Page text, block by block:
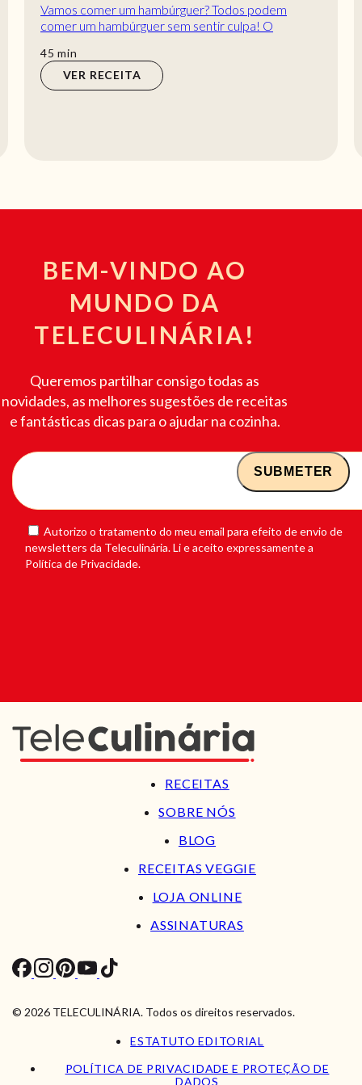
Abóbora assada com feta e arandos, deliciosas
receitas de forno! Uma entrada de fazer inveja a
45 min
min
VER RECEITA
BEM-VINDO AO
MUNDO DA
TELECULINÁRIA!
Queremos partilhar consigo todas as
novidades, as melhores sugestões de receitas
e fantásticas dicas para o ajudar na cozinha.
Autorizo o tratamento do meu email para efeito de envio de
newsletters da Teleculinária. Li e aceito expressamente a
Política de Privacidade.
RECEITAS
SOBRE NÓS
BLOG
RECEITAS VEGGIE
LOJA ONLINE
ASSINATURAS
© 2026 TELECULINÁRIA. Todos os direitos reservados.
ESTATUTO EDITORIAL
POLÍTICA DE PRIVACIDADE E PROTEÇÃO DE
DADOS